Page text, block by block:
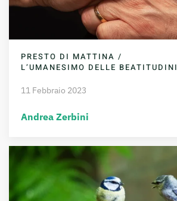
PRESTO DI MATTINA /
L’UMANESIMO DELLE BEATITUDINI
11 Febbraio 2023
Andrea Zerbini